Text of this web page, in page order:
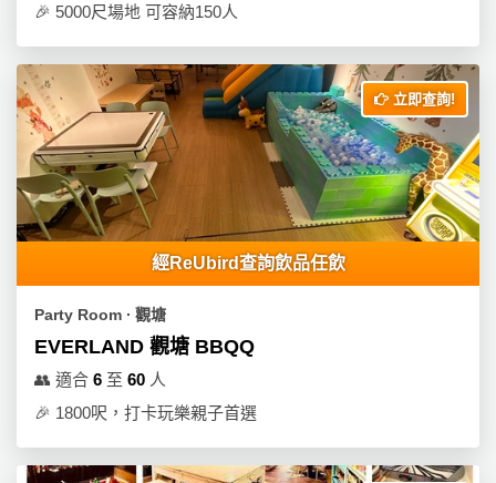
🎉 5000尺場地 可容納150人
立即查詢!
經ReUbird查詢飲品任飲
Party Room ∙ 觀塘
EVERLAND 觀塘 BBQQ
👥 適合 6 至 60 人
🎉 1800呎，打卡玩樂親子首選